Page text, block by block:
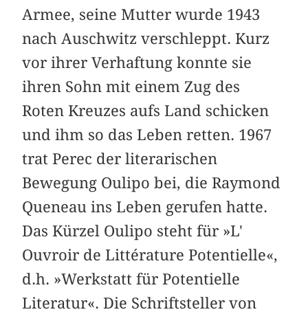
Armee, seine Mutter wurde 1943
nach Auschwitz verschleppt. Kurz
vor ihrer Verhaftung konnte sie
ihren Sohn mit einem Zug des
Roten Kreuzes aufs Land schicken
und ihm so das Leben retten. 1967
trat Perec der literarischen
Bewegung Oulipo bei, die Raymond
Queneau ins Leben gerufen hatte.
Das Kürzel Oulipo steht für »L'
Ouvroir de Littérature Potentielle«,
d.h. »Werkstatt für Potentielle
Literatur«. Die Schriftsteller von